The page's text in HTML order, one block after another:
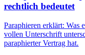
rechtlich bedeutet
Paraphieren erklärt: Was
vollen Unterschrift
paraphierter Vertrag hat.